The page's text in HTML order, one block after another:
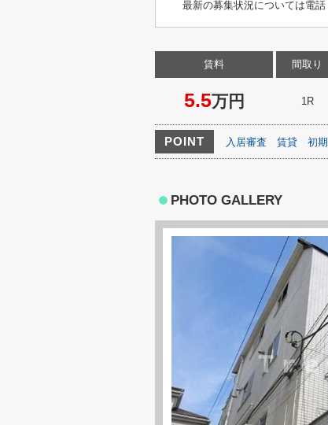
最新の募集状況については電話
賃料
5.5万円
間取り
1R
POINT 入居審査 賃貸 初
PHOTO GALLERY